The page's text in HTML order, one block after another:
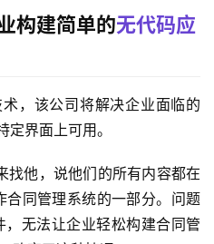
构建简单的无代码应
，该公司将解决企业面临的
界面上可用。
找他，说他们的所有内容都在
同管理系统的一部分。问题
无法让企业轻松构建合同管